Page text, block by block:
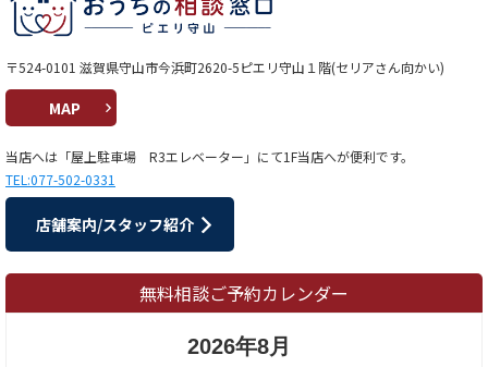
〒524-0101 滋賀県守山市今浜町2620-5ピエリ守山１階(セリアさん向かい)
MAP
当店へは「屋上駐車場 R3エレベーター」にて1F当店へが便利です。
TEL:077-502-0331
店舗案内/スタッフ紹介
無料相談ご予約カレンダー
2026年8月